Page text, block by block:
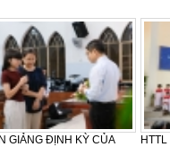
GIẢNG ĐỊNH KỲ CỦA